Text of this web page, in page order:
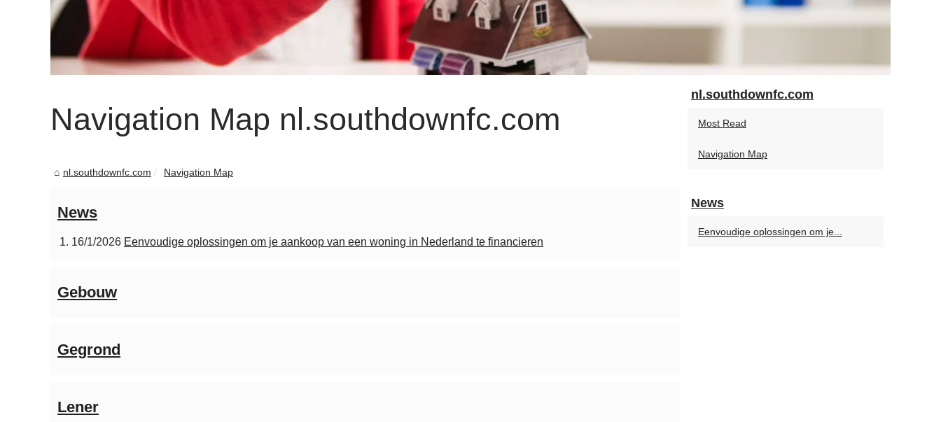
Navigation Map nl.southdownfc.com
nl.southdownfc.com Navigation Map
News
16/1/2026 Eenvoudige oplossingen om je aankoop van een woning in Nederland te financieren
Gebouw
Gegrond
Lener
nl.southdownfc.com
Most Read
Navigation Map
News
Eenvoudige oplossingen om je...